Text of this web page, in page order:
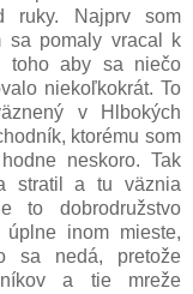
ruky. Najprv som
sa pomaly vracal k
toho aby sa niečo
niekoľkokrát. To
v Hlbokých
ktorému som
neskoro. Tak
stratil a tu väznia
to dobrodružstvo
inom mieste,
sa nedá, pretože
a tie mreže